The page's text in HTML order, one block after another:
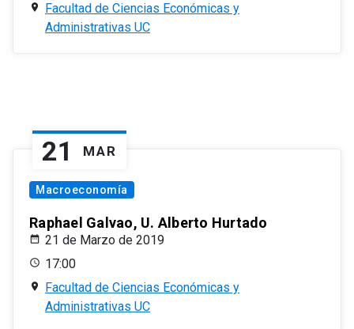
Facultad de Ciencias Económicas y
Administrativas UC
21 MAR
Macroeconomía
Raphael Galvao, U. Alberto Hurtado
21 de Marzo de 2019
17:00
Facultad de Ciencias Económicas y
Administrativas UC